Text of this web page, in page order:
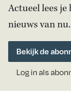
Actueel lees
nieuws van
Bekijk de
Log in als